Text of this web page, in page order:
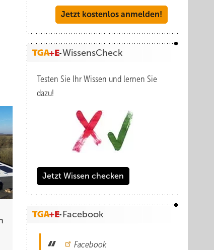
Jetzt kostenlos anmelden!
WissensCheck
Testen Sie Ihr Wissen und lernen Sie
dazu!
Jetzt Wissen checken
Facebook
Facebook